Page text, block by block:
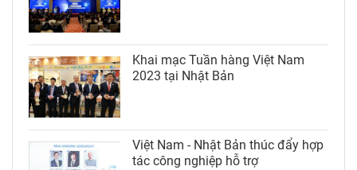
Khai mạc Tuần hàng Việt Nam
2023 tại Nhật Bản
Việt Nam - Nhật Bản thúc đẩy hợp
tác công nghiệp hỗ trợ